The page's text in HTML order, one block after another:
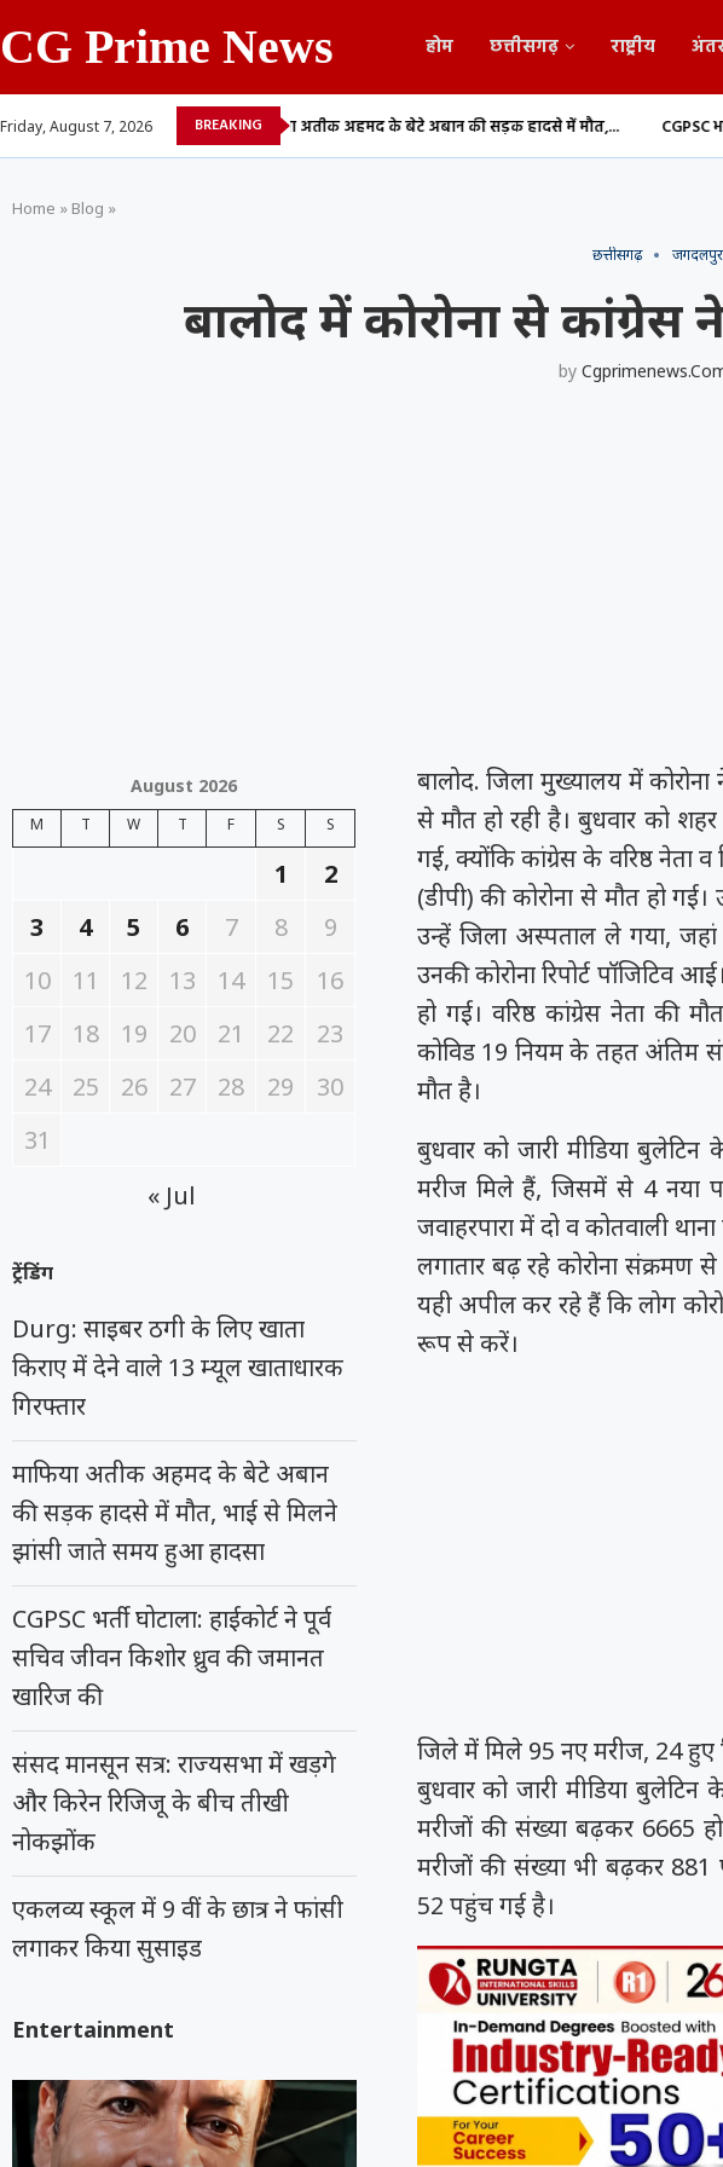
CG Prime News होम छत्तीसगढ़ राष्ट्रीय
Friday, August 7, 2026 BREAKING
देने वाले 13... माफिया अतीक अहमद के बेटे अबान की सड़क हादसे में मौत,... CGPSC भर्ती घोटाला:
Home » Blog »
छत्तीसगढ़ जगदलपुर
बालोद में कोरोना से
by
बालोद. जिला मुख्यालय में
से मौत हो रही है। बुधवार को
गई, क्योंकि कांग्रेस के वरिष्ठ नेता व
(डीपी) की कोरोना से मौत हो
उन्हें जिला अस्पताल ले गया,
उनकी कोरोना रिपोर्ट
हो गई। वरिष्ठ कांग्रेस नेता की
कोविड 19 नियम के तहत अंतिम
मौत है।
बुधवार को जारी मीडिया
मरीज मिले हैं, जिसमें से 4 नया
जवाहरपारा में दो व कोतवाली
लगातार बढ़ रहे कोरोना संक्रमण
यही अपील कर रहे हैं कि लोग
रूप से करें।
जिले में मिले 95 नए मरीज, 24 हुए
बुधवार को जारी मीडिया
मरीजों की संख्या बढ़कर 6665
मरीजों की संख्या भी बढ़कर 881
52 पहुंच गई है।
August 2026
M T W T F S S
1
2
3
4 5 6 7 8
9
10
11 12 13 14 15
16
17
18 19 20 21 22
23
24
25 26 27 28 29
30
31
« Jul
ट्रेंडिंग
Durg: साइबर ठगी के लिए खाता
किराए में देने वाले 13 म्यूल खाताधारक
गिरफ्तार
माफिया अतीक अहमद के बेटे अबान
की सड़क हादसे में मौत, भाई से मिलने
झांसी जाते समय हुआ हादसा
CGPSC भर्ती घोटाला: हाईकोर्ट ने पूर्व
सचिव जीवन किशोर ध्रुव की जमानत
खारिज की
संसद मानसून सत्र: राज्यसभा में खड़गे
और किरेन रिजिजू के बीच तीखी
नोकझोंक
एकलव्य स्कूल में 9 वीं के छात्र ने फांसी
लगाकर किया सुसाइड
Entertainment